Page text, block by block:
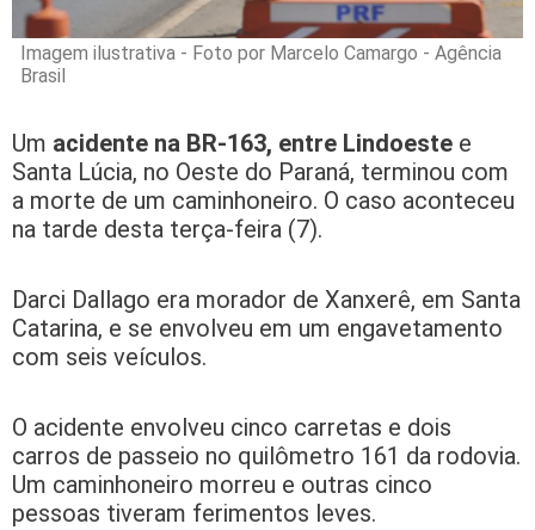
Imagem ilustrativa - Foto por Marcelo Camargo - Agência
Brasil
Um acidente na BR-163, entre Lindoeste e
Santa Lúcia, no Oeste do Paraná, terminou com
a morte de um caminhoneiro. O caso aconteceu
na tarde desta terça-feira (7).
Darci Dallago era morador de Xanxerê, em Santa
Catarina, e se envolveu em um engavetamento
com seis veículos.
O acidente envolveu cinco carretas e dois
carros de passeio no quilômetro 161 da rodovia.
Um caminhoneiro morreu e outras cinco
pessoas tiveram ferimentos leves.